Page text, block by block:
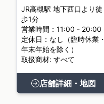
JR高槻駅 地下西口より徒
歩1分
営業時間：11:00 - 20:00
定休日：なし（臨時休業・
年末年始を除く）
取扱商材: すべて
店舗詳細・地図